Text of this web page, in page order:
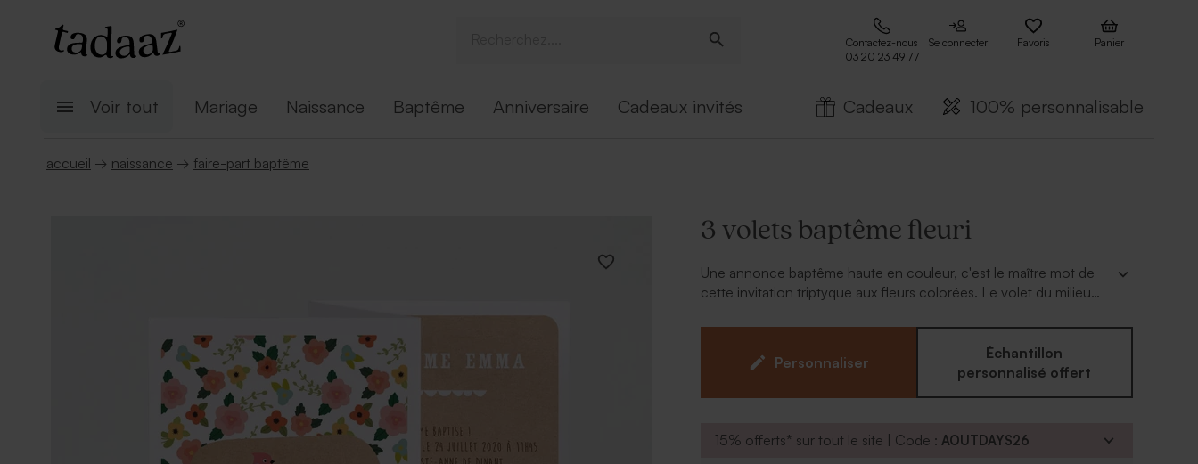
Contactez-nous
03 20 23 49 77
Se connecter Favoris Panier
Voir tout Mariage Naissance Baptême Anniversaire Cadeaux invités Cadeaux 100% personnalisable
accueil → naissance → faire-part baptême
3 volets baptême fleuri
Une annonce baptême haute en couleur, c'est le maître mot de
cette invitation triptyque aux fleurs colorées. Le volet du milieu
texte. Le petit + : ajoutez un motif religieux lors de la
personnalisation.
Personnaliser
Échantillon
personnalisé offert
15% offerts* sur tout le site | Code :AOUTDAYS26